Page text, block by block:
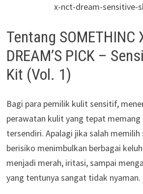
x-nct-dream-sensitive-
Tentang SOMETHINC
DREAM’S PICK –
Kit (Vol. 1)
Bagi para pemilik kulit sensitif,
perawatan kulit yang tepat
tersendiri. Apalagi jika salah
berisiko menimbulkan berbagai
menjadi merah, iritasi, sampai
yang tentunya sangat tidak nyaman.